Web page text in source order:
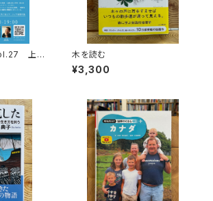
上田
る」録画
木を読む
¥3,300